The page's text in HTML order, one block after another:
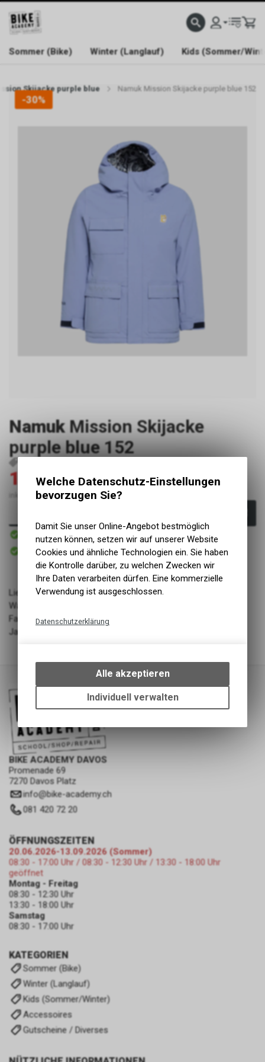
WELCOME TO BIKE ACADEMY
Sommer (Bike) Winter (Langlauf) Kids (Sommer/
Skijacke purple blue Namuk Mission Skijacke purple blue 152
-30%
Namuk Mission Skijacke
purple blue 152
167.30CHF239.00CHF
inkl. MwSt., zzgl. Versandkosten
Sofort verfügbar
Versand
Sofort abholbar
Abholung BIKE ACADEMY DAVOS
Lieferant: Namuk
Warengruppe: LL - Bekleidung - Kinder
Farbe: Purple blue
Jahrgang: FW 23/24
BIKE ACADEMY DAVOS
Promenade 69
7270 Davos Platz
info@bike-academy.ch
081 420 72 20
KATEGORIEN
Sommer (Bike)
Winter (Langlauf)
Kids (Sommer/Winter)
Accessoires
Gutscheine / Diverses
ÖFFNUNGSZEITEN
20.06.2026-13.09.2026 (Sommer)
08:30 - 17:00 Uhr / 08:30 - 12:30 Uhr / 13:30 - 18:00 Uhr
geöffnet
Montag - Freitag
08:30 - 12:30 Uhr
13:30 - 18:00 Uhr
Samstag
08:30 - 17:00 Uhr
Welche Datenschutz-Einstellungen
bevorzugen Sie?
Damit Sie unser Online-Angebot bestmöglich
nutzen können, setzen wir auf unserer Website
Cookies und ähnliche Technologien ein. Sie haben
die Kontrolle darüber, zu welchen Zwecken wir
Ihre Daten verarbeiten dürfen. Eine kommerzielle
Verwendung ist ausgeschlossen.
Datenschutzerklärung
bestimmte Interaktionen und
Einstellungen auf Ihrem Gerät,
um die grundlegenden
Funktionen unseres Online-
des Warenkorbs, zu
ermöglichen. Bitte beachten Sie,
dass die gespeicherten Daten
zulassen.
Alle akzeptieren
Individuell verwalten